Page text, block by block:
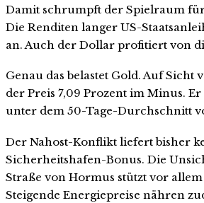
Damit schrumpft der Spielraum
Die Renditen langer US-
an. Auch der Dollar profitiert von
Genau das belastet Gold. Auf Sicht
der Preis 7,09 Prozent im Minus.
unter dem 50-Tage-Durchschnitt
Der Nahost-Konflikt liefert bisher
Sicherheitshafen-Bonus. Die
Straße von Hormus stützt vor
Steigende Energiepreise nähren